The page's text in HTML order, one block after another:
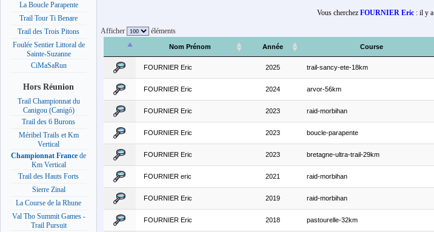
La Boucle Parapente
Trail Tour Ti Benare
Trail des Trois Pitons
Foulée Sentier Littoral de
Sainte-Suzanne
CiMaSaRun
Hors Réunion
Trail Championnat du
Canigou (Canigó)
Trail des 6 Burons
Méribel Trails et Km
Vertical
Championnat France de
Km Vertical
Trail des Hauts Forts
Sierre Zinal
La Course de la Rhune
Val Tho Summit Games -
Trail Pursuit
Vous cherchez FOURNIER Eric: il y a
Afficher éléments
Nom Prénom Année Course
FOURNIER Eric 2025 trail-sancy-ete-18km
FOURNIER Eric 2024 arvor-56km
FOURNIER Eric 2023 raid-morbihan
FOURNIER Eric 2023 boucle-parapente
FOURNIER Eric 2023 bretagne-ultra-trail-29km
FOURNIER eric 2021 raid-morbihan
FOURNIER Eric 2019 raid-morbihan
FOURNIER Eric 2018 pastourelle-32km